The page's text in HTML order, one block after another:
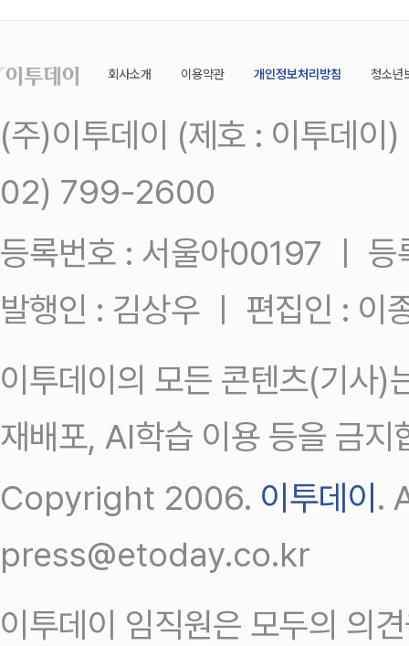
회사소개 이용약관 개인정보처리방침 청소년
(주)이투데이 (제호 : 이투데
02) 799-2600
등록번호 : 서울아00197 ㅣ
발행인 : 김상우 ㅣ 편집인 : 이
이투데이의 모든 콘텐츠(기사)
재배포, AI학습 이용 등을 금지
Copyright 2006. 이투데이.
press@etoday.co.kr
이투데이 임직원은 모두의 의